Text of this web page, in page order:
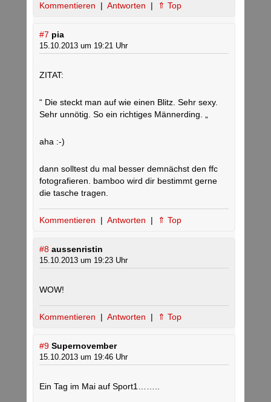
Kommentieren | Antworten | ⇑ Top
#7 pia
15.10.2013 um 19:21 Uhr
ZITAT:
“ Die steckt man auf wie einen Blitz. Sehr sexy.
Sehr unnötig. So ein richtiges Männerding. „
aha :-)
dann solltest du mal besser demnächst den ffc
fotografieren. bamboo wird dir bestimmt gerne
die tasche tragen.
Kommentieren | Antworten | ⇑ Top
#8 aussenristin
15.10.2013 um 19:23 Uhr
WOW!
Kommentieren | Antworten | ⇑ Top
#9 Supernovember
15.10.2013 um 19:46 Uhr
Ein Tag im Mai auf Sport1……..